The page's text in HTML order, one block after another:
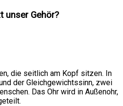
unser Gehör?
die seitlich am Kopf sitzen. In
der Gleichgewichtssinn, zwei
Das Ohr wird in Außenohr,